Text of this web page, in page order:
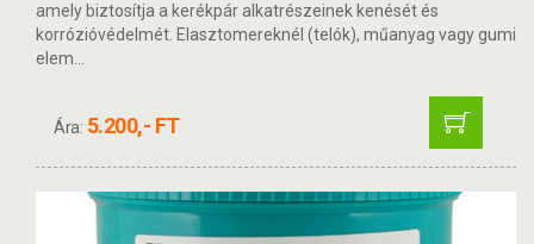
amely biztosítja a kerékpár alkatrészeinek kenését és
korrózióvédelmét. Elasztomereknél (telók), műanyag vagy gumi
elem...
Ára: 5.200,- FT